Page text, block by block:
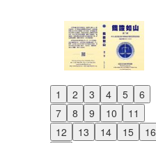
1 2 3 4 5
6
7
8 9 10
11
12
13 14 15
16
Previous
Next